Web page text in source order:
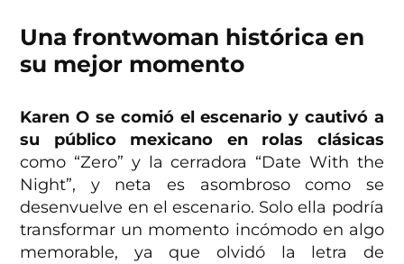
Una frontwoman histórica en
su mejor momento
Karen O se comió el escenario y cautivó a
su público mexicano en rolas clásicas
como “Zero” y la cerradora “Date With the
Night”, y neta es asombroso como se
desenvuelve en el escenario. Solo ella podría
transformar un momento incómodo en algo
memorable, ya que olvidó la letra de